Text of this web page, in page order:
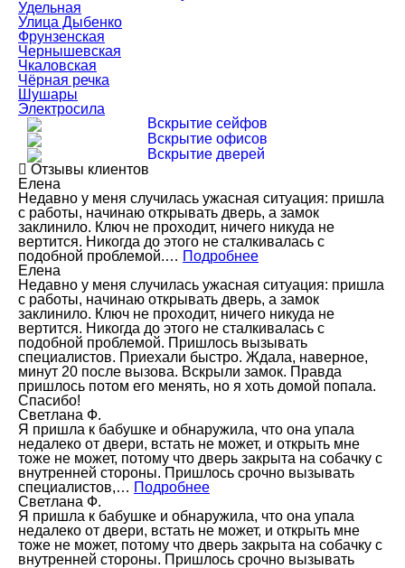
Удельная
Улица Дыбенко
Фрунзенская
Чернышевская
Чкаловская
Чёрная речка
Шушары
Электросила
Вскрытие сейфов
Вскрытие офисов
Вскрытие дверей
Отзывы клиентов
Елена
Недавно у меня случилась ужасная ситуация: пришла
с работы, начинаю открывать дверь, а замок
заклинило. Ключ не проходит, ничего никуда не
вертится. Никогда до этого не сталкивалась с
подобной проблемой.… Подробнее
Елена
Недавно у меня случилась ужасная ситуация: пришла
с работы, начинаю открывать дверь, а замок
заклинило. Ключ не проходит, ничего никуда не
вертится. Никогда до этого не сталкивалась с
подобной проблемой. Пришлось вызывать
специалистов. Приехали быстро. Ждала, наверное,
минут 20 после вызова. Вскрыли замок. Правда
пришлось потом его менять, но я хоть домой попала.
Спасибо!
Светлана Ф.
Я пришла к бабушке и обнаружила, что она упала
недалеко от двери, встать не может, и открыть мне
тоже не может, потому что дверь закрыта на собачку с
внутренней стороны. Пришлось срочно вызывать
специалистов,… Подробнее
Светлана Ф.
Я пришла к бабушке и обнаружила, что она упала
недалеко от двери, встать не может, и открыть мне
тоже не может, потому что дверь закрыта на собачку с
внутренней стороны. Пришлось срочно вызывать